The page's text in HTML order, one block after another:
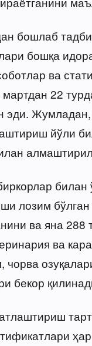
бошлаб
бошқа
ва
22
эди.
йўли
лозим бўлган
ва яна
ва
чорва
бекор